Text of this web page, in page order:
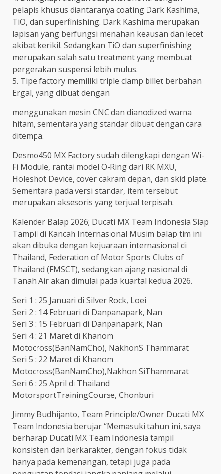
pelapis khusus diantaranya coating Dark Kashima,
TiO, dan superfinishing. Dark Kashima merupakan
lapisan yang berfungsi menahan keausan dan lecet
akibat kerikil. Sedangkan TiO dan superfinishing
merupakan salah satu treatment yang membuat
pergerakan suspensi lebih mulus.
5. Tipe factory memiliki triple clamp billet berbahan
Ergal, yang dibuat dengan
menggunakan mesin CNC dan dianodized warna
hitam, sementara yang standar dibuat dengan cara
ditempa.
Desmo450 MX Factory sudah dilengkapi dengan Wi-
Fi Module, rantai model O-Ring dari RK MXU,
Holeshot Device, cover cakram depan, dan skid plate.
Sementara pada versi standar, item tersebut
merupakan aksesoris yang terjual terpisah.
Kalender Balap 2026; Ducati MX Team Indonesia Siap
Tampil di Kancah Internasional Musim balap tim ini
akan dibuka dengan kejuaraan internasional di
Thailand, Federation of Motor Sports Clubs of
Thailand (FMSCT), sedangkan ajang nasional di
Tanah Air akan dimulai pada kuartal kedua 2026.
Seri 1 : 25 Januari di Silver Rock, Loei
Seri 2 : 14 Februari di Danpanapark, Nan
Seri 3 : 15 Februari di Danpanapark, Nan
Seri 4 : 21 Maret di Khanom
Motocross(BanNamCho), NakhonS Thammarat
Seri 5 : 22 Maret di Khanom
Motocross(BanNamCho),Nakhon SiThammarat
Seri 6 : 25 April di Thailand
MotorsportTrainingCourse, Chonburi
Jimmy Budhijanto, Team Principle/Owner Ducati MX
Team Indonesia berujar “Memasuki tahun ini, saya
berharap Ducati MX Team Indonesia tampil
konsisten dan berkarakter, dengan fokus tidak
hanya pada kemenangan, tetapi juga pada